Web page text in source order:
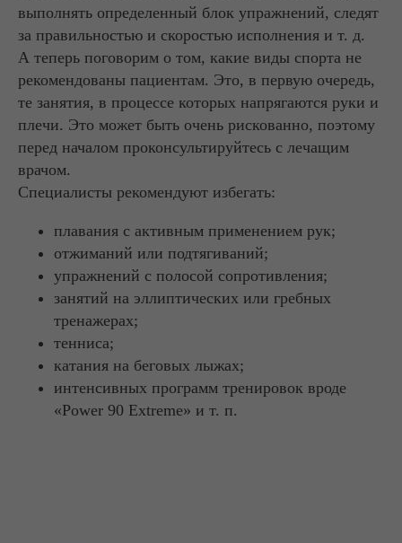
выполнять определенный блок упражнений, следят
за правильностью и скоростью исполнения и т. д.
А теперь поговорим о том, какие виды спорта не
рекомендованы пациентам. Это, в первую очередь,
те занятия, в процессе которых напрягаются руки и
плечи. Это может быть очень рискованно, поэтому
перед началом проконсультируйтесь с лечащим
врачом.
Специалисты рекомендуют избегать:
плавания с активным применением рук;
отжиманий или подтягиваний;
упражнений с полосой сопротивления;
занятий на эллиптических или гребных
тренажерах;
тенниса;
катания на беговых лыжах;
интенсивных программ тренировок вроде
«Power 90 Extreme» и т. п.